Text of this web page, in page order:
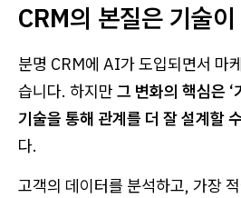
CRM의 본질은 기술이
분명 CRM에 AI가 도입되면서 마
습니다. 하지만 그 변화의 핵심은 ‘
기술을 통해 관계를 더 잘 설계할
다.
고객의 데이터를 분석하고, 가장